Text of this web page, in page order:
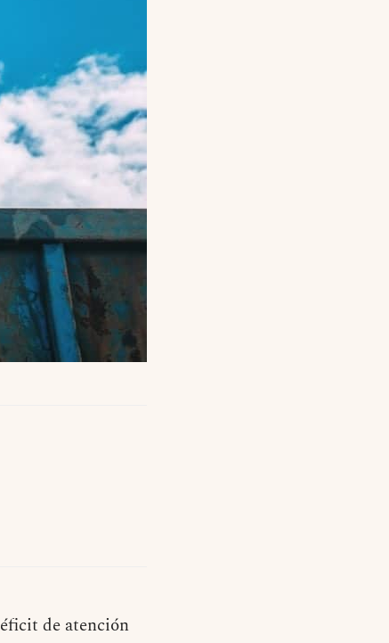
de atención